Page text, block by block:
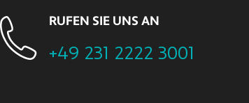
RUFEN SIE UNS AN
+49 231 2222 3001